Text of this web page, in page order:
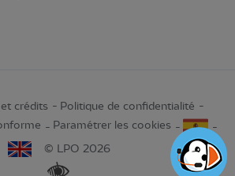
crédits
Politique de confidentialité
Paramétrer les cookies
© LPO 2026